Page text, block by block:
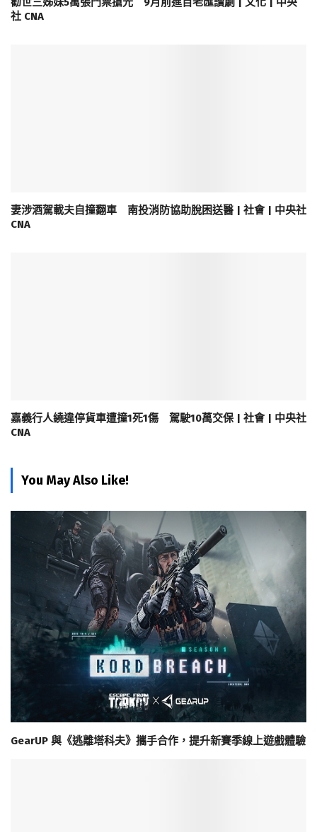
社 CNA
妻涉酒駕載夫自撞翻車 南投消防協助脫困送醫 | 社會 | 中央社
CNA
嘉義行人繞違停貨車遭撞1死1傷 駕駛10萬交保 | 社會 | 中央社
CNA
You May Also Like!
GearUP 與《逃離塔科夫》攜手合作，提升新賽季線上遊戲體驗